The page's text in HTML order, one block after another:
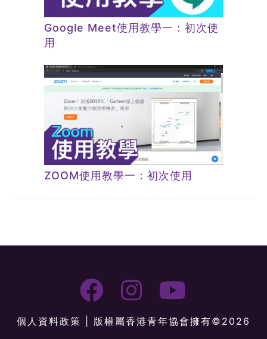
Google Meet使用教學一：初次使
用
ZOOM使用教學一：初次使用
個人資料政策 | 版權屬香港青年協會擁有©2026